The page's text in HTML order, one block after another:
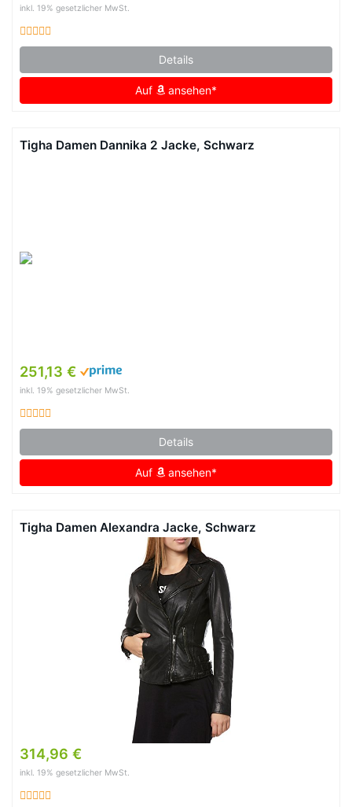
inkl. 19% gesetzlicher MwSt.
Details
Auf ansehen*
Tigha Damen Dannika 2 Jacke, Schwarz
251,13 €
inkl. 19% gesetzlicher MwSt.
Details
Auf ansehen*
Tigha Damen Alexandra Jacke, Schwarz
314,96 €
inkl. 19% gesetzlicher MwSt.